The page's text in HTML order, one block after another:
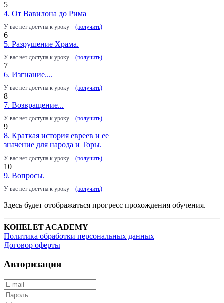
5
4. От Вавилона до Рима
У вас нет доступа к уроку (получить)
6
5. Разрушение Храма.
У вас нет доступа к уроку (получить)
7
6. Изгнание....
У вас нет доступа к уроку (получить)
8
7. Возвращение...
У вас нет доступа к уроку (получить)
9
8. Краткая история евреев и ее
значение для народа и Торы.
У вас нет доступа к уроку (получить)
10
9. Вопросы.
У вас нет доступа к уроку (получить)
Здесь будет отображаться прогресс прохождения обучения.
KOHELET ACADEMY
Политика обработки персональных данных
Договор оферты
Авторизация